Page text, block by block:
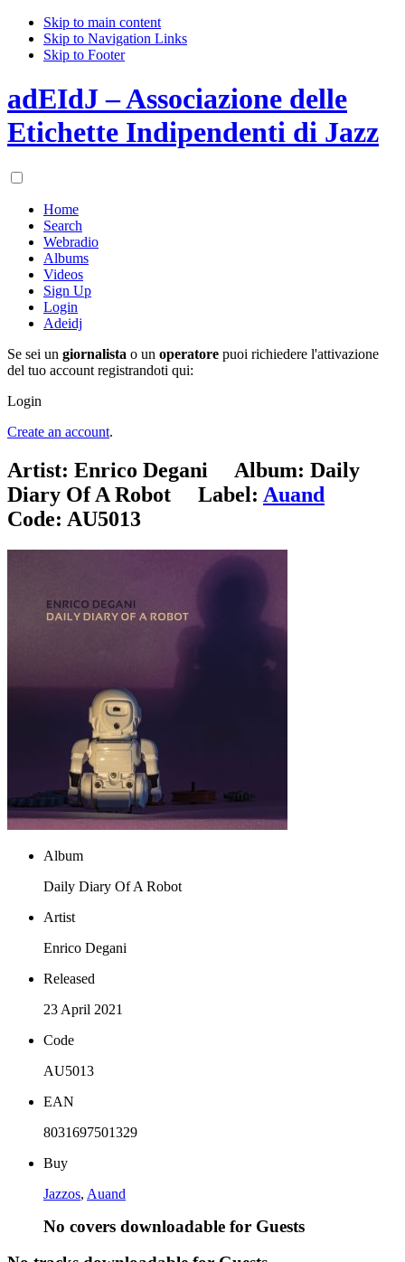
Skip to main content
Skip to Navigation Links
Skip to Footer
adEIdJ – Associazione delle
Etichette Indipendenti di Jazz
Home
Search
Webradio
Albums
Videos
Sign Up
Login
Adeidj
Se sei un giornalista o un operatore puoi richiedere l'attivazione
del tuo account registrandoti qui:
Login
Create an account.
Artist: Enrico Degani Album: Daily
Diary Of A Robot Label: Auand
Code: AU5013
Album
Daily Diary Of A Robot
Artist
Enrico Degani
Released
23 April 2021
Code
AU5013
EAN
8031697501329
Buy
Jazzos, Auand
No covers downloadable for Guests